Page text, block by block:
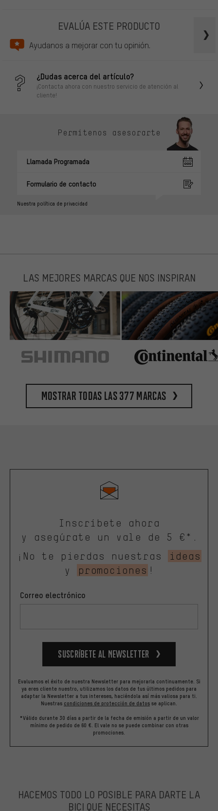
EVALÚA ESTE PRODUCTO
Ayudanos a mejorar con tu opinión.
¿Dudas acerca del artículo?
¡Contacta ahora con nuestro servicio de atención al
cliente!
Permítenos asesorarte
Llamada Programada
Formulario de contacto
Nuestra política de privacidad
LAS MEJORES MARCAS QUE NOS INSPIRAN
Mostrar todas las 377 marcas
Inscríbete ahora
y asegúrate un vale de 5 €*.
¡No te pierdas nuestras
ideas
y
promociones !
Correo electrónico
Suscríbete al newsletter
Evaluamos el éxito de nuestra Newsletter para mejorarla continuamente. Si
ya eres cliente nuestro, utilizamos los datos de tus últimos pedidos para
adaptar la Newsletter a tus intereses, haciéndola así más valiosa para ti.
Nuestras condiciones de protección de datos se aplican.
*Válido durante 30 días a partir de la fecha de emisión a partir de un valor
mínimo de pedido de 60 €. El vale no se puede combinar con otras
promociones.
HACEMOS TODO LO POSIBLE PARA DARTE LA
BICI QUE NECESITAS